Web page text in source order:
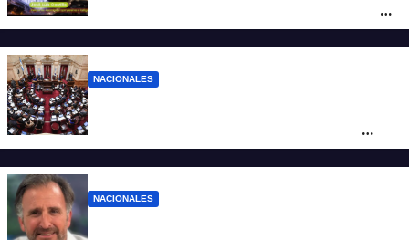
desgracia con la Forestal algo que quizás
se repita”
NACIONALES
corre riesgo de caerse en el Senado
NACIONALES